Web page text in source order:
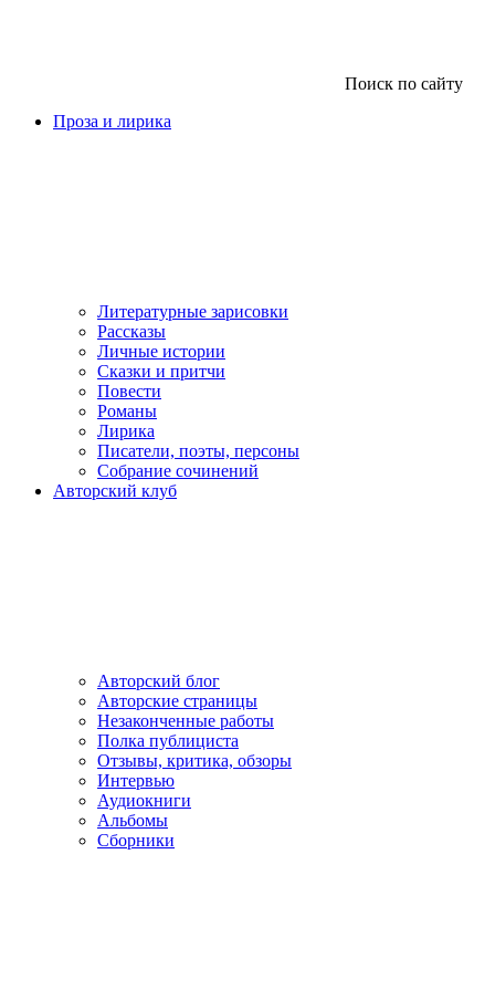
Поиск по сайту
Проза и лирика
Литературные зарисовки
Рассказы
Личные истории
Сказки и притчи
Повести
Романы
Лирика
Писатели, поэты, персоны
Собрание сочинений
Авторский клуб
Авторский блог
Авторские страницы
Незаконченные работы
Полка публициста
Отзывы, критика, обзоры
Интервью
Аудиокниги
Альбомы
Сборники